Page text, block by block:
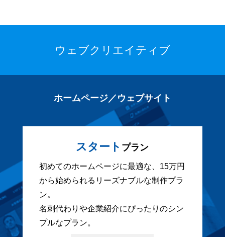
ウェブクリエイティブ
ホームページ／ウェブサイト
スタート プラン
初めてのホームページに最適な、15万円
から始められるリーズナブルな制作プラ
ン。
名刺代わりや企業紹介にぴったりのシン
プルなプラン。